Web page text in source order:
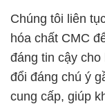
Chúng tôi liên
hóa chất CMC
đáng tin cậy
đổi đáng chú ý
cung cấp, giúp